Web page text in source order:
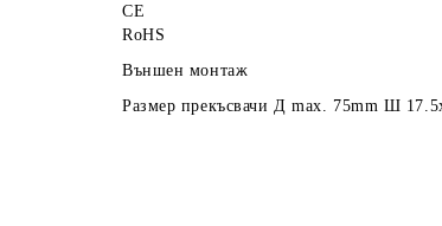
CE
RoHS
Външен монтаж
Размер прекъсвачи Д max. 75mm Ш